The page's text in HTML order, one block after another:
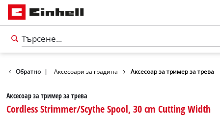
Обратно |
Аксесоари Аксесоари за градина Аксесоар за тример за трева
Аксесоар за тример за трева
Cordless Strimmer/Scythe Spool, 30 cm Cutting Width